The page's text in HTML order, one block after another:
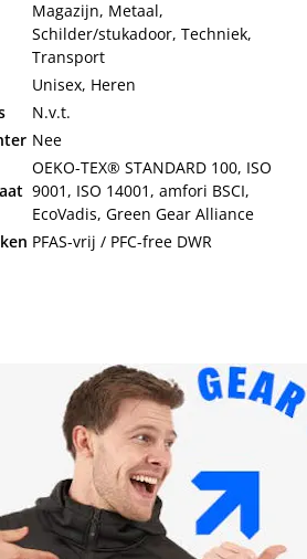
Magazijn, Metaal,
Schilder/stukadoor, Techniek,
Transport
Unisex, Heren
N.v.t.
Nee
OEKO-TEX® STANDARD 100, ISO
9001, ISO 14001, amfori BSCI,
EcoVadis, Green Gear Alliance
PFAS-vrij / PFC-free DWR